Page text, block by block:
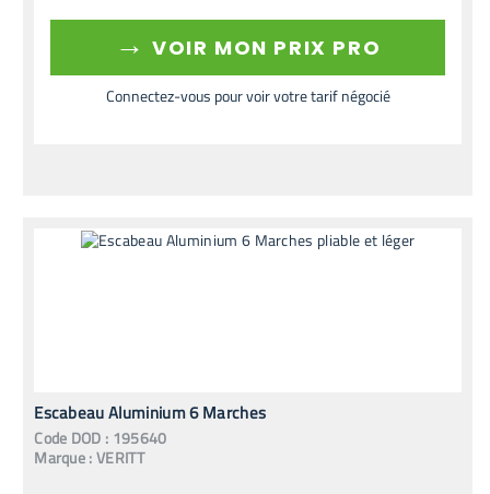
→ VOIR MON PRIX PRO
Connectez-vous pour voir votre tarif négocié
Escabeau Aluminium 6 Marches
Code DOD : 195640
Marque :VERITT